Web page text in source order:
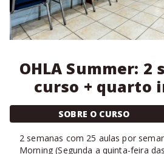
OHLA Summer: 2
curso + quarto
SOBRE O CURSO
2 semanas com 25 aulas por
Morning (Segunda a quinta-feira